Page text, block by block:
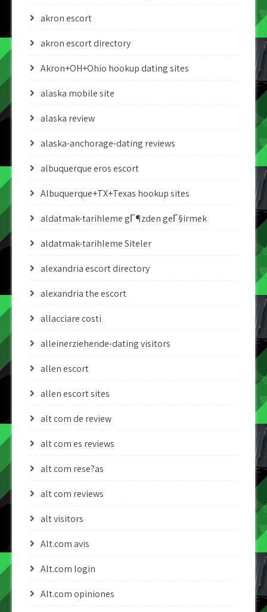
akron escort
akron escort directory
Akron+OH+Ohio hookup dating sites
alaska mobile site
alaska review
alaska-anchorage-dating reviews
albuquerque eros escort
Albuquerque+TX+Texas hookup sites
aldatmak-tarihleme gГ¶zden geГ§irmek
aldatmak-tarihleme Siteler
alexandria escort directory
alexandria the escort
allacciare costi
alleinerziehende-dating visitors
allen escort
allen escort sites
alt com de review
alt com es reviews
alt com rese?as
alt com reviews
alt visitors
Alt.com avis
Alt.com login
Alt.com opiniones